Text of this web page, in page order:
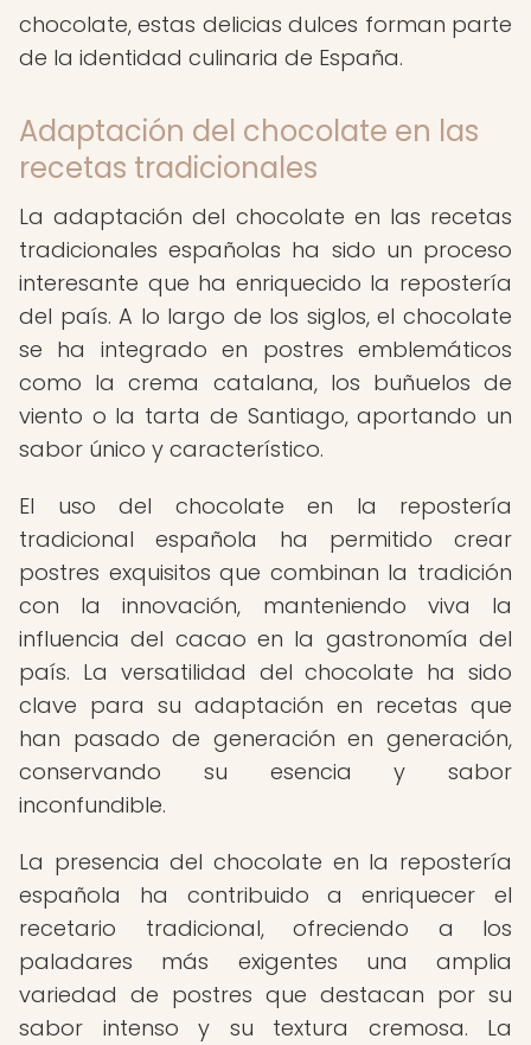
chocolate, estas delicias dulces forman parte
de la identidad culinaria de España.
Adaptación del chocolate en las
recetas tradicionales
La adaptación del chocolate en las recetas
tradicionales españolas ha sido un proceso
interesante que ha enriquecido la repostería
del país. A lo largo de los siglos, el chocolate
se ha integrado en postres emblemáticos
como la crema catalana, los buñuelos de
viento o la tarta de Santiago, aportando un
sabor único y característico.
El uso del chocolate en la repostería
tradicional española ha permitido crear
postres exquisitos que combinan la tradición
con la innovación, manteniendo viva la
influencia del cacao en la gastronomía del
país. La versatilidad del chocolate ha sido
clave para su adaptación en recetas que
han pasado de generación en generación,
conservando su esencia y sabor
inconfundible.
La presencia del chocolate en la repostería
española ha contribuido a enriquecer el
recetario tradicional, ofreciendo a los
paladares más exigentes una amplia
variedad de postres que destacan por su
sabor intenso y su textura cremosa. La